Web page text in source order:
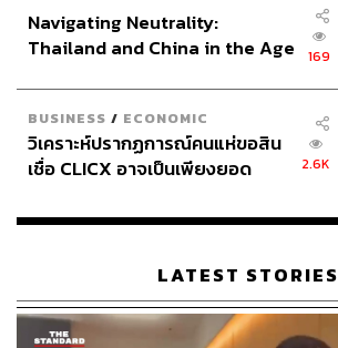
Navigating Neutrality:
Thailand and China in the Age
169
BUSINESS / ECONOMIC
วิเคราะห์ปรากฏการณ์คนแห่ขอสิน
เชื่อ CLICX อาจเป็นเพียงยอด
เรือนไทยที่ถูกซุกไว้
2.6K
LATEST STORIES